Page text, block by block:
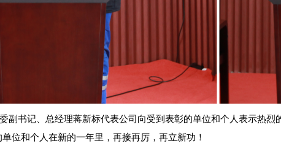
副书记、总经理蒋新标代表公司向受到表彰的单位和个人表示热
位和个人在新的一年里，再接再厉，再立新功！